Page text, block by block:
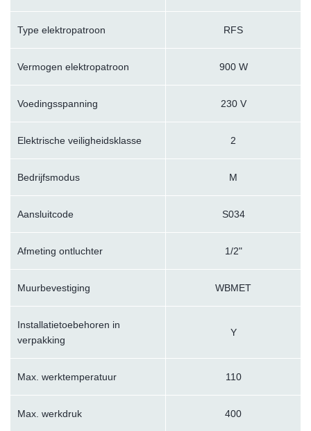
Type elektropatroon RFS
Vermogen elektropatroon 900 W
Voedingsspanning 230 V
Elektrische veiligheidsklasse 2
Bedrijfsmodus M
Aansluitcode S034
Afmeting ontluchter 1/2"
Muurbevestiging WBMET
Installatietoebehoren in
verpakking
Y
Max. werktemperatuur 110
Max. werkdruk 400